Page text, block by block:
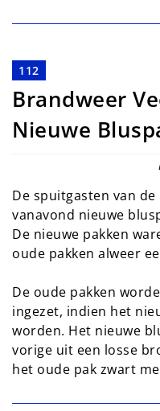
112
Brandweer
Nieuwe
De spuitgasten van
vanavond nieuwe
De nieuwe pakken
oude pakken alweer
De oude pakken
ingezet, indien het
worden. Het nieuwe
vorige uit een losse
het oude pak zwart